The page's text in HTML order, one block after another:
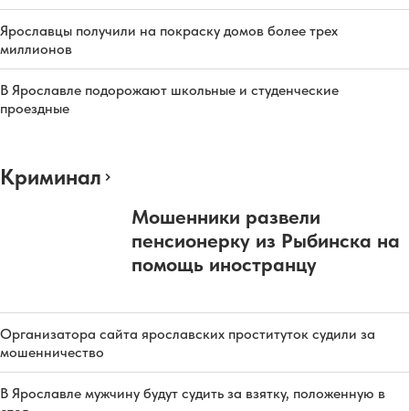
Ярославцы получили на покраску домов более трех
миллионов
В Ярославле подорожают школьные и студенческие
проездные
Криминал
Мошенники развели
пенсионерку из Рыбинска на
помощь иностранцу
Организатора сайта ярославских проституток судили за
мошенничество
В Ярославле мужчину будут судить за взятку, положенную в